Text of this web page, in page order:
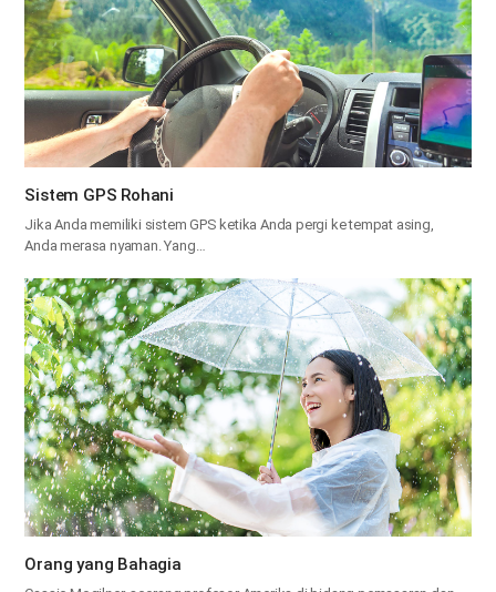
Sistem GPS Rohani
Jika Anda memiliki sistem GPS ketika Anda pergi ke tempat asing,
Anda merasa nyaman. Yang…
Orang yang Bahagia